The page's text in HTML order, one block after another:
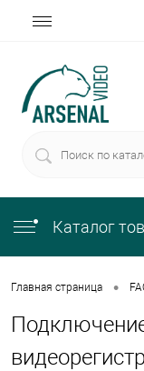
Каталог
Главная страница •